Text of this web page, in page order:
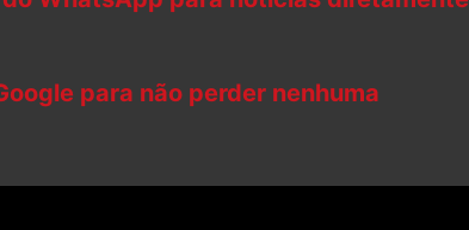
para não perder nenhuma